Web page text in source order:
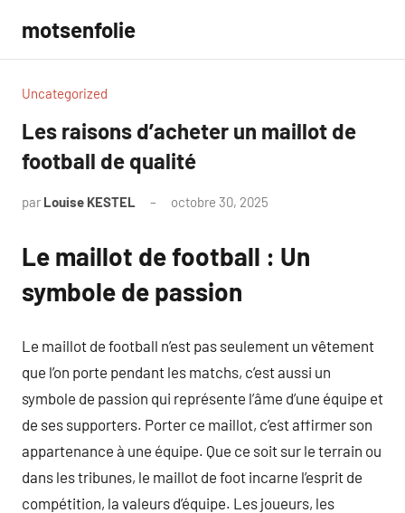
contenu
motsenfolie
Uncategorized
Les raisons d’acheter un maillot de
football de qualité
par Louise KESTEL octobre 30, 2025
Le maillot de football : Un
symbole de passion
Le maillot de football n’est pas seulement un vêtement
que l’on porte pendant les matchs, c’est aussi un
symbole de passion qui représente l’âme d’une équipe et
de ses supporters. Porter ce maillot, c’est affirmer son
appartenance à une équipe. Que ce soit sur le terrain ou
dans les tribunes, le maillot de foot incarne l’esprit de
compétition, la valeurs d’équipe. Les joueurs, les